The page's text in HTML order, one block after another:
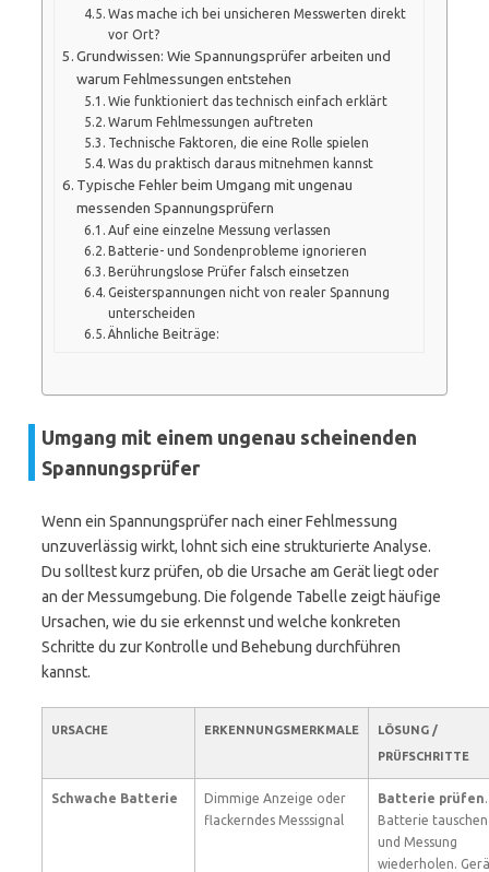
Was mache ich bei unsicheren Messwerten direkt
vor Ort?
Grundwissen: Wie Spannungsprüfer arbeiten und
warum Fehlmessungen entstehen
Wie funktioniert das technisch einfach erklärt
Warum Fehlmessungen auftreten
Technische Faktoren, die eine Rolle spielen
Was du praktisch daraus mitnehmen kannst
Typische Fehler beim Umgang mit ungenau
messenden Spannungsprüfern
Auf eine einzelne Messung verlassen
Batterie- und Sondenprobleme ignorieren
Berührungslose Prüfer falsch einsetzen
Geisterspannungen nicht von realer Spannung
unterscheiden
Ähnliche Beiträge:
Umgang mit einem ungenau scheinenden
Spannungsprüfer
Wenn ein Spannungsprüfer nach einer Fehlmessung
unzuverlässig wirkt, lohnt sich eine strukturierte Analyse.
Du solltest kurz prüfen, ob die Ursache am Gerät liegt oder
an der Messumgebung. Die folgende Tabelle zeigt häufige
Ursachen, wie du sie erkennst und welche konkreten
Schritte du zur Kontrolle und Behebung durchführen
kannst.
URSACHE ERKENNUNGSMERKMALE
LÖSUNG /
PRÜFSCHRITTE
Schwache Batterie
Dimmige Anzeige oder
flackerndes Messsignal
Batterie prüfen.
Batterie tauschen
und Messung
wiederholen.